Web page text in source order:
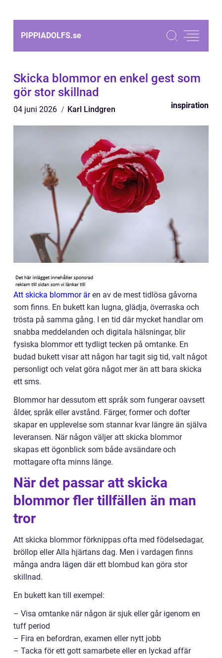
PIPPIADOLFS.se
Skicka blommor en enkel gest som
gör stor skillnad
04 juni 2026 Karl Lindgren inspiration
Att skicka blommor ären av de mest tidlösa gåvorna
som finns. En bukett kan lugna, glädja, överraska och
trösta på samma gång. I en tid där mycket handlar om
snabba meddelanden och digitala hälsningar, blir
fysiska blommor ett tydligt tecken på omtanke. En
budad bukett visar att någon har tagit sig tid, valt något
personligt och velat göra något mer än att bara skicka
ett sms.
Blommor har dessutom ett språk som fungerar oavsett
ålder, språk eller avstånd. Färger, former och dofter
skapar en upplevelse som stannar kvar längre än själva
leveransen. När någon väljer att skicka blommor
skapas ett ögonblick som både avsändare och
mottagare ofta minns länge.
När det passar att skicka
blommor fler tillfällen än man
tror
Att skicka blommor förknippas ofta med födelsedagar,
bröllop eller Alla hjärtans dag. Men i vardagen finns
många andra lägen där ett blombud kan göra stor
skillnad.
En bukett kan till exempel:
– Visa omtanke när någon är sjuk eller går igenom en
tuff period
– Fira en befordran, examen eller nytt jobb
– Tacka för ett gott samarbete eller en lyckad affär